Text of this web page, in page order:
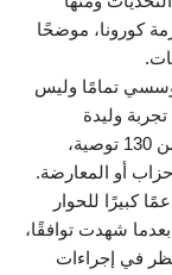
كورونا، موضحًا
تمامًا وليس
وليدة
والمخرجات والتوصيات التي صدرت وهي أكثر من 130 توصية،
أو المعارضة.
كبيرًا للحوار
شهدت توافقًا،
في إجراءات